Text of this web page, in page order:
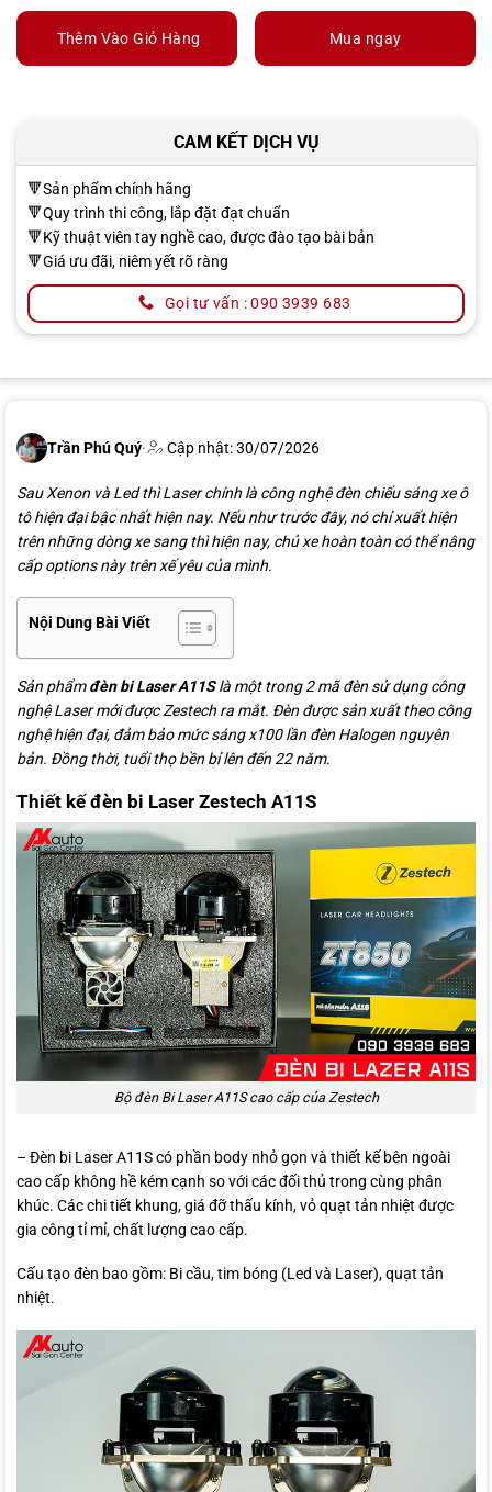
Thêm Vào Giỏ Hàng Mua ngay
CAM KẾT DỊCH VỤ
🔻Sản phẩm chính hãng
🔻Quy trình thi công, lắp đặt đạt chuẩn
🔻Kỹ thuật viên tay nghề cao, được đào tạo bài bản
🔻Giá ưu đãi, niêm yết rõ ràng
Gọi tư vấn : 090 3939 683
Trần Phú Quý· Cập nhật: 30/07/2026
Sau Xenon và Led thì Laser chính là công nghệ đèn chiếu sáng xe ô
tô hiện đại bậc nhất hiện nay. Nếu như trước đây, nó chỉ xuất hiện
trên những dòng xe sang thì hiện nay, chủ xe hoàn toàn có thể nâng
cấp options này trên xế yêu của mình.
Nội Dung Bài Viết
Sản phẩmđèn bi Laser A11Slà một trong 2 mã đèn sử dụng công
nghệ Laser mới được Zestech ra mắt. Đèn được sản xuất theo công
nghệ hiện đại, đảm bảo mức sáng x100 lần đèn Halogen nguyên
bản. Đồng thời, tuổi thọ bền bỉ lên đến 22 năm.
Thiết kế đèn bi Laser Zestech A11S
Bộ đèn Bi Laser A11S cao cấp của Zestech
– Đèn bi Laser A11S có phần body nhỏ gọn và thiết kế bên ngoài
cao cấp không hề kém cạnh so với các đối thủ trong cùng phân
khúc. Các chi tiết khung, giá đỡ thấu kính, vỏ quạt tản nhiệt được
gia công tỉ mỉ, chất lượng cao cấp.
Cấu tạo đèn bao gồm: Bi cầu, tim bóng (Led và Laser), quạt tản
nhiệt.